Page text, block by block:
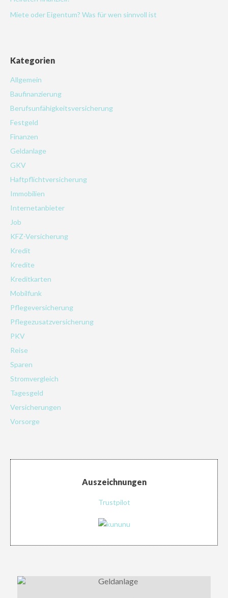
Miete oder Eigentum? Was für wen sinnvoll ist
Kategorien
Allgemein
Baufinanzierung
Berufsunfähigkeitsversicherung
Festgeld
Finanzen
Geldanlage
GKV
Haftpflichtversicherung
Immobilien
Internetanbieter
Job
KFZ-Versicherung
Kredit
Kredite
Kreditkarten
Mobilfunk
Pflegeversicherung
Pflegezusatzversicherung
PKV
Reise
Sparen
Stromvergleich
Tagesgeld
Versicherungen
Vorsorge
Auszeichnungen
Trustpilot